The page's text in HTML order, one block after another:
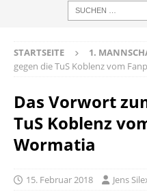
STARTSEITE 1.
gegen die TuS Koblenz vom
Das Vorwort
TuS Koblenz
Wormatia
15. Februar 2018 Jens